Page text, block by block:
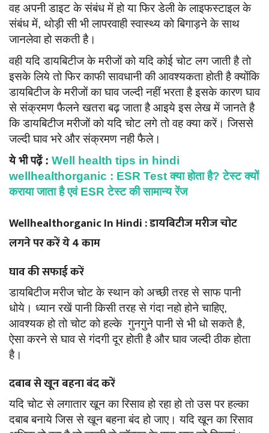
वह अपनी डाइट के संबंध में हो या फिर डेली के लाइफस्टाइल के
संबंध में, थोड़ी सी भी लापरवाही स्वास्थ्य को बिगाड़ने के साथ
जानलेवा हो सकती है।
वही यदि डायबिटीज के मरीजों को यदि कोई चोट लग जाती है तो
इसके लिये तो फिर काफी सावधानी की आवश्यकता होती है क्योंकि
डायबिटीज के मरीजों का घाव जल्दी नहीं भरता है इसके कारण घाव
से संक्रमण फैलने खतरा बढ़ जाता है आइये इस लेख में जानते है
कि डायबिटीज मरीजों को यदि चोट लगे तो वह क्या करें। जिससे
जल्दी घाव भरे और संक्रमण नही फैले।
ये भी पढ़ें : Well health tips in hindi
wellhealthorganic : ESR Test क्या होता है? टेस्ट क्यों
कराया जाता है एवं ESR टेस्ट की सामान्य रेंज
Wellhealthorganic In Hindi : डायबिटीज मरीज चोट
लगने पर करें ये 4 काम
घाव की सफाई करें
डायबिटीज मरीज चोट के स्थान को अच्छी तरह से साफ पानी
धोये। ध्यान रखें पानी किसी तरह से गंदा नहो होने चाहिए,
आवश्यक हो तो चोट को हल्के गुनगुने पानी से भी धो सकते है,
ऐसा करने से घाव से गंदगी दूर होती है और घाव जल्दी ठीक होता
है।
दबाब से खून बहना बंद करें
यदि चोट से लगातार खून का रिसाव हो रहा हो तो उस पर हल्का
दबाब बनाये जिस से खून बहना बंद हो जाए। यदि खून का रिसाव